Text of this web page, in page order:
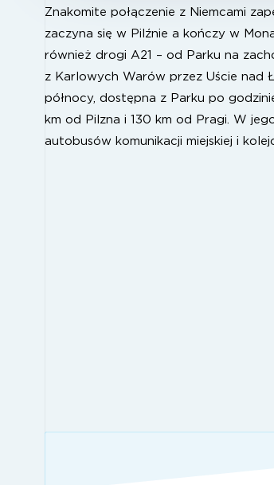
Znakomite połączenie z Niemcami
zaczyna się w Pilźnie a kończy w
również drogi A21 – od Parku na
z Karlowych Warów przez Uście nad
północy, dostępna z Parku po
km od Pilzna i 130 km od Pragi. W
autobusów komunikacji miejskiej i